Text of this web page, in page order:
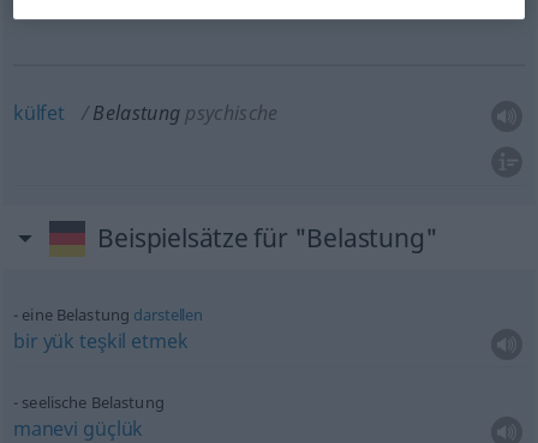
külfet Belastung psychische
Beispielsätze für "Belastung"
eine Belastung darstellen
bir yük teşkil etmek
seelische Belastung
manevi güçlük